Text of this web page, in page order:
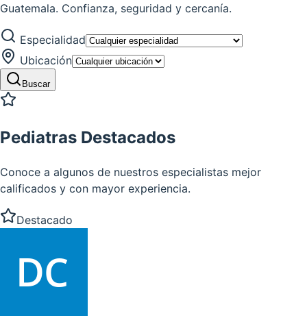
Guatemala. Confianza, seguridad y cercanía.
Especialidad
Ubicación
Buscar
Pediatras Destacados
Conoce a algunos de nuestros especialistas mejor
calificados y con mayor experiencia.
Destacado